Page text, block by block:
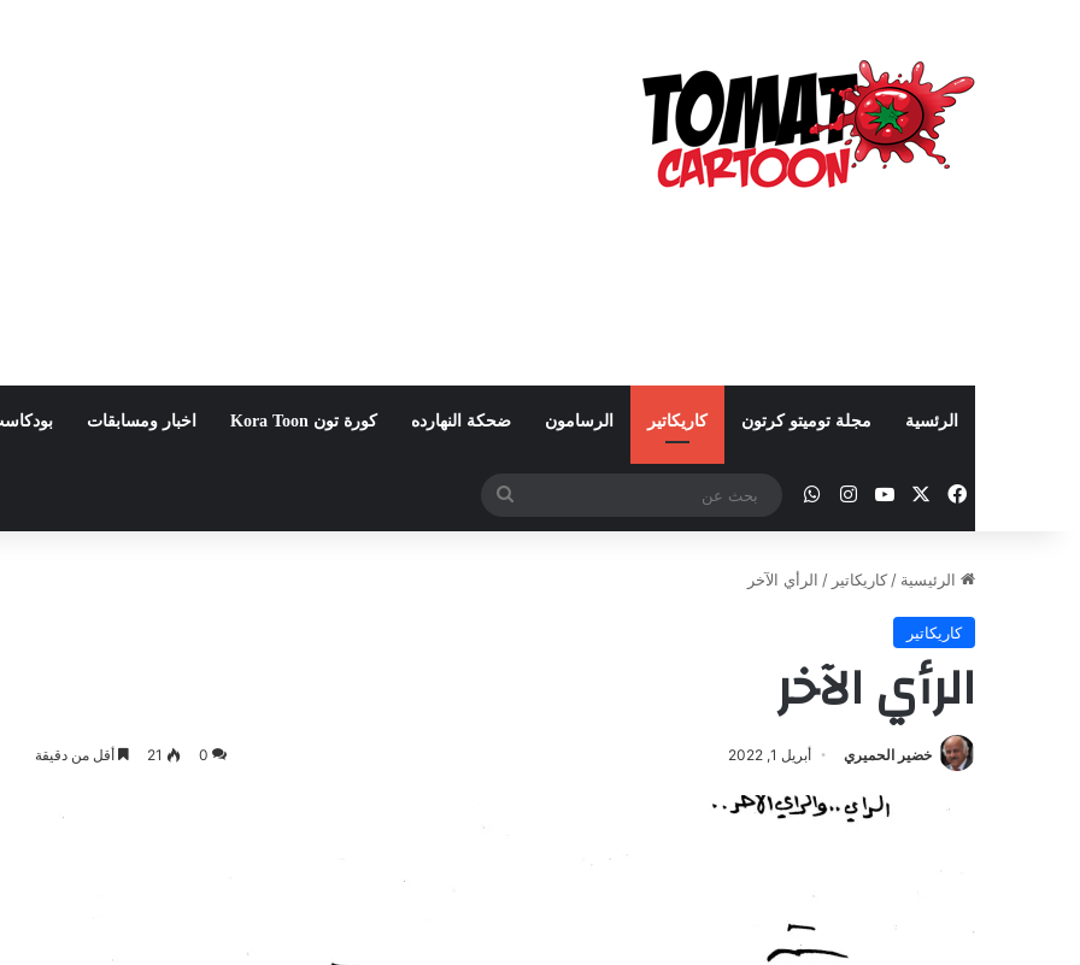
الرئسية مجلة توميتو كرتون كاريكاتير الرسامون ضحكة النهارده كورة تون Kora Toon اخبار ومسابقات
فيسبوك ‫YouTube
انستقرامواتساب
بحث
عن
الرئيسية / كاريكاتير / الرأي الآخر
كاريكاتير
الرأي الآخر
خضير الحميري أبريل 1, 2022 0
21 أقل من دقيقة